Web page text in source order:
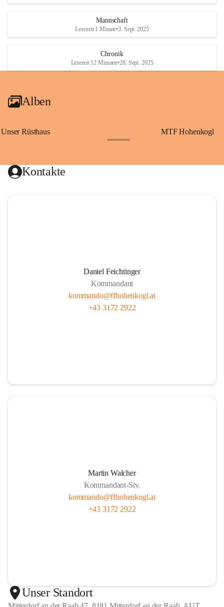
Mannschaft
Lesezeit 1 Minute•3. Sept. 2025
Chronik
Lesezeit 12 Minuten•28. Sept. 2025
Alben
Unser Rüsthaus MTF Hohenkogl
Kontakte
Daniel Feichtinger
Kommandant
kommando@ffhohenkogl.at
+43 3172 2922
Martin Walcher
Kommandant-Stv.
kommando@ffhohenkogl.at
+43 3172 2922
Unser Standort